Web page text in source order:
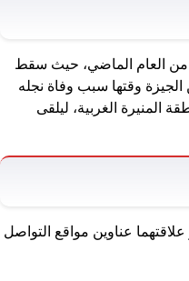
من العام الماضي، حيث سقط
وقتها سبب وفاة نجله
المنيرة الغربية، ليلقى
عناوين مواقع التواصل